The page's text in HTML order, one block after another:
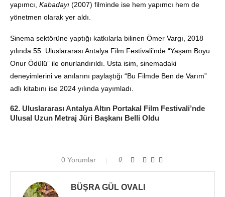
yapımcı, Kabadayı (2007) filminde ise hem yapımcı hem de
yönetmen olarak yer aldı.
Sinema sektörüne yaptığı katkılarla bilinen Ömer Vargı, 2018
yılında 55. Uluslararası Antalya Film Festivali’nde “Yaşam Boyu
Onur Ödülü” ile onurlandırıldı. Usta isim, sinemadaki
deneyimlerini ve anılarını paylaştığı “Bu Filmde Ben de Varım”
adlı kitabını ise 2024 yılında yayımladı.
62. Uluslararası Antalya Altın Portakal Film Festivali’nde
Ulusal Uzun Metraj Jüri Başkanı Belli Oldu
0 Yorumlar 0
BÜŞRA GÜL OVALI